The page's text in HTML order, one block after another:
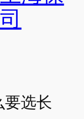
选长